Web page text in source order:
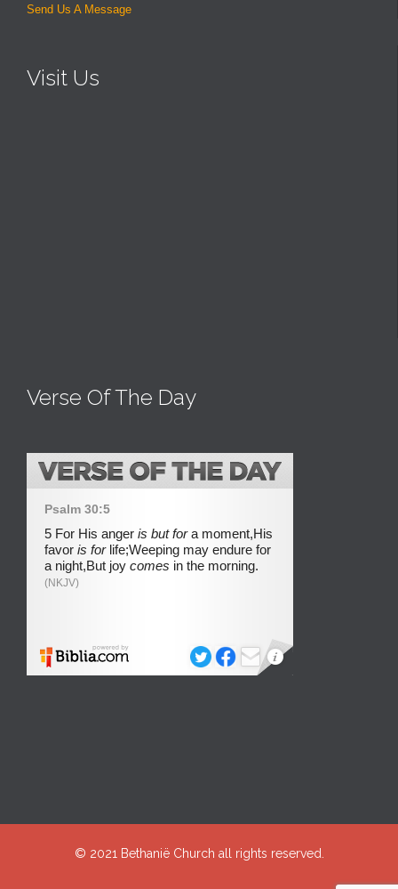
Send Us A Message
Visit Us
Verse Of The Day
© 2021 Bethanië Church all rights reserved.